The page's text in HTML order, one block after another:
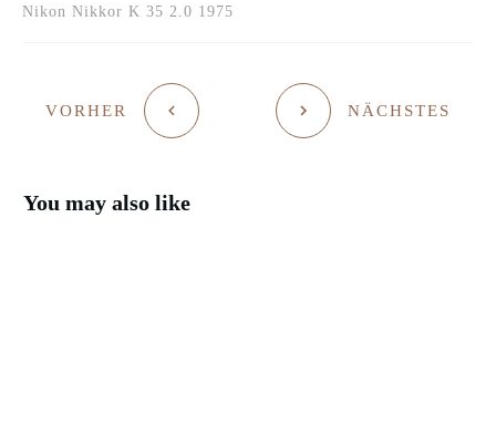
Nikon Nikkor K 35 2.0 1975
VORHER NÄCHSTES
You may also like